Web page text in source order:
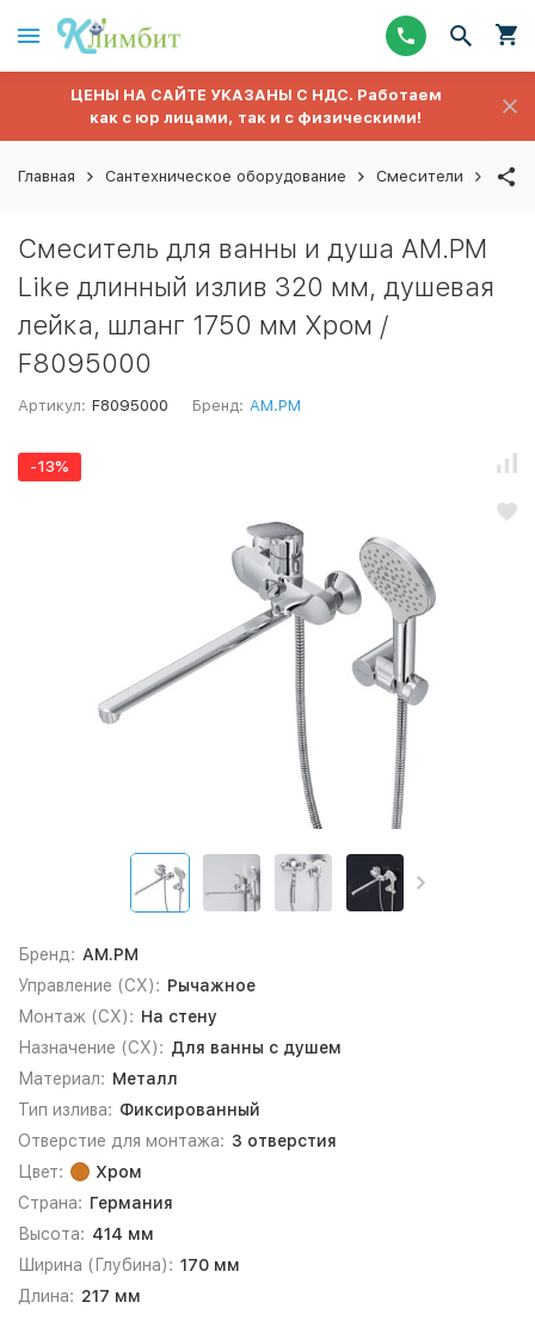
ЦЕНЫ НА САЙТЕ УКАЗАНЫ С НДС. Работаем
как с юр лицами, так и с физическими!
Главная Сантехническое оборудование Смесители
Смеситель для ванны и душа AM.PM
Like длинный излив 320 мм, душевая
лейка, шланг 1750 мм Хром /
F8095000
Артикул: F8095000 Бренд: AM.PM
-13%
Бренд: AM.PM
Управление (СХ): Рычажное
Монтаж (СХ): На стену
Назначение (СХ): Для ванны с душем
Материал: Металл
Тип излива: Фиксированный
Отверстие для монтажа: 3 отверстия
Цвет:
Хром
Страна: Германия
Высота: 414 мм
Ширина (Глубина): 170 мм
Длина: 217 мм